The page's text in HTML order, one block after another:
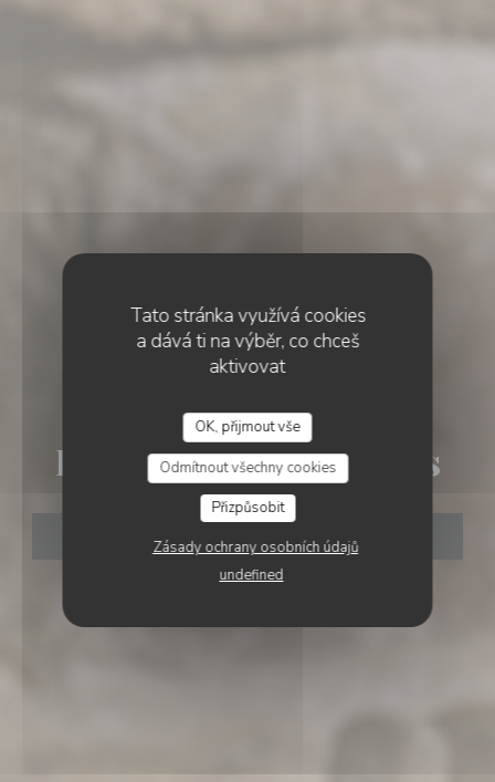
Tato stránka využívá cookies
a dává ti na výběr, co chceš
aktivovat
OK, přijmout vše
Odmítnout všechny cookies
Přizpůsobit
Zásady ochrany osobních údajů
undefined
• SOMMIÈRES
Le Nulle Part Ailleurs
REZERVOVAT STŮL
LE NULLE PART AILLEURS